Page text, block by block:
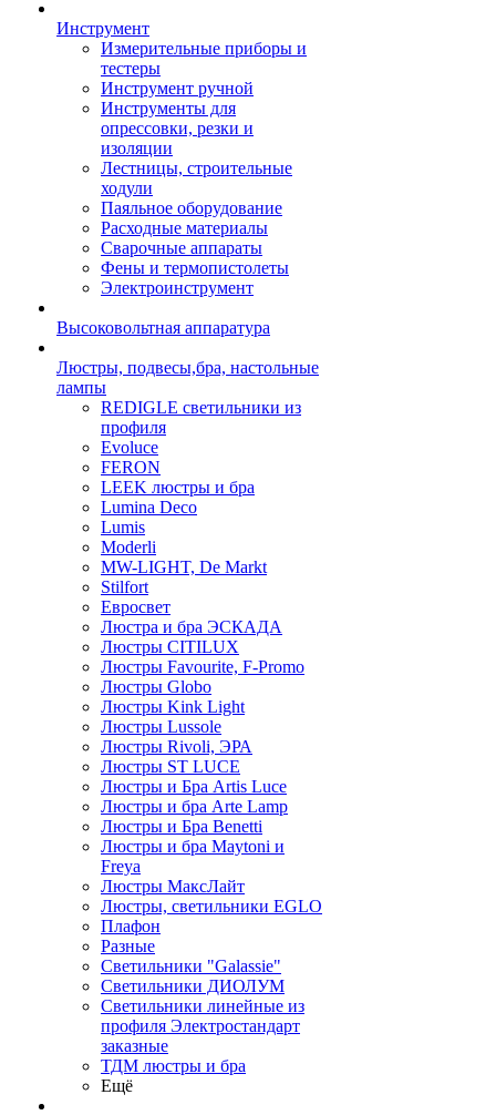
Инструмент
Измерительные приборы и
тестеры
Инструмент ручной
Инструменты для
опрессовки, резки и
изоляции
Лестницы, строительные
ходули
Паяльное оборудование
Расходные материалы
Сварочные аппараты
Фены и термопистолеты
Электроинструмент
Высоковольтная аппаратура
Люстры, подвесы,бра, настольные
лампы
REDIGLE светильники из
профиля
Evoluce
FERON
LEEK люстры и бра
Lumina Deco
Lumis
Moderli
MW-LIGHT, De Markt
Stilfort
Евросвет
Люстра и бра ЭСКАДА
Люстры CITILUX
Люстры Favourite, F-Promo
Люстры Globo
Люстры Kink Light
Люстры Lussole
Люстры Rivoli, ЭРА
Люстры ST LUCE
Люстры и Бра Artis Luce
Люстры и бра Arte Lamp
Люстры и Бра Benetti
Люстры и бра Maytoni и
Freya
Люстры МаксЛайт
Люстры, светильники EGLO
Плафон
Разные
Светильники "Galassie"
Светильники ДИОЛУМ
Светильники линейные из
профиля Электростандарт
заказные
ТДМ люстры и бра
Ещё